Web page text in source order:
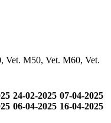
Vet. M50, Vet. M60, Vet.
24-02-2025
06-04-2025
07-04-2025
16-04-2025